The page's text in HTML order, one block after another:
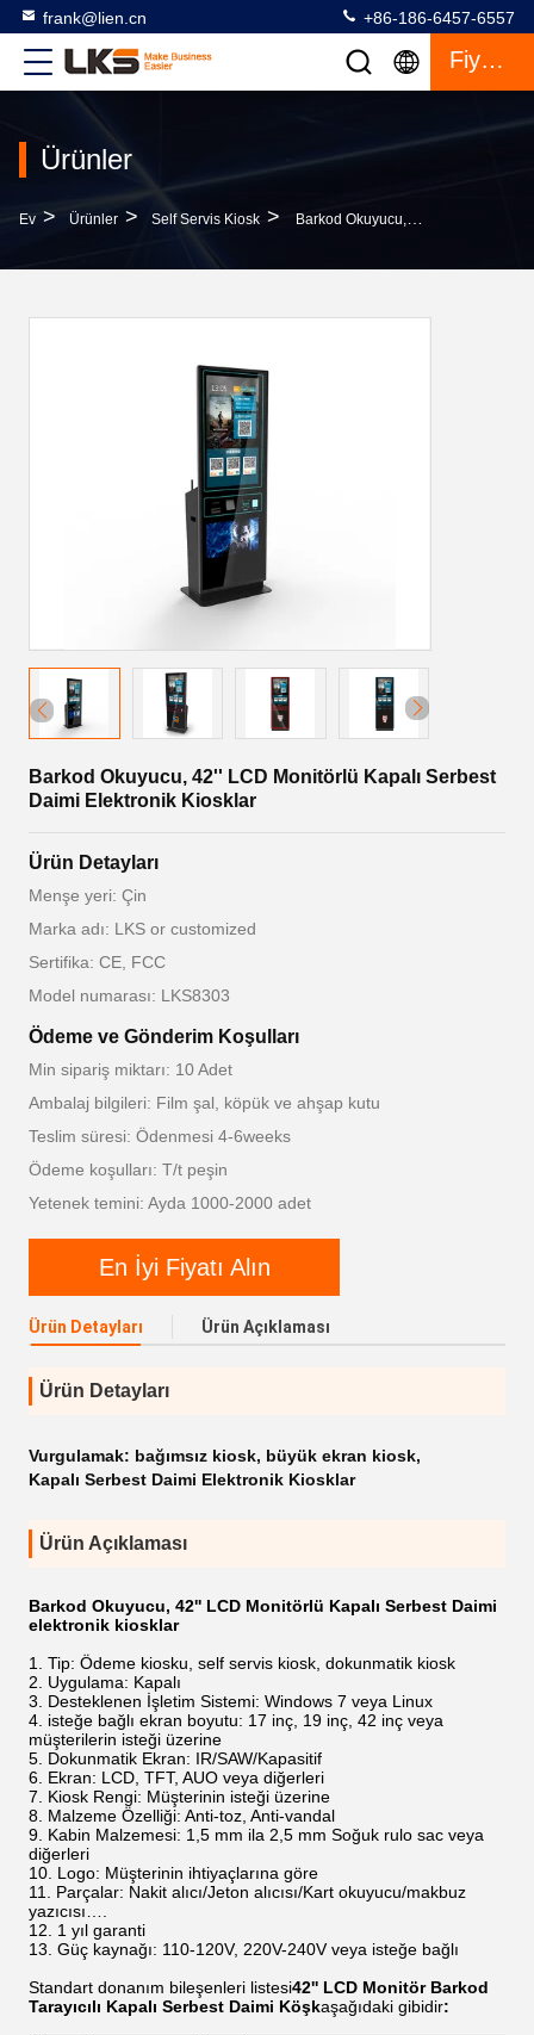
frank@lien.cn +86-186-6457-6557
Fiyat Teklifi
Ürünler
Ev > Ürünler > Self Servis Kiosk > Barkod Okuyucu, 42'' LCD Monitörlü Kapalı Serbest Daimi Elektronik Kiosklar
Barkod Okuyucu, 42'' LCD Monitörlü Kapalı Serbest
Daimi Elektronik Kiosklar
Ürün Detayları
Menşe yeri: Çin
Marka adı: LKS or customized
Sertifika: CE, FCC
Model numarası: LKS8303
Ödeme ve Gönderim Koşulları
Min sipariş miktarı: 10 Adet
Ambalaj bilgileri: Film şal, köpük ve ahşap kutu
Teslim süresi: Ödenmesi 4-6weeks
Ödeme koşulları: T/t peşin
Yetenek temini: Ayda 1000-2000 adet
En İyi Fiyatı Alın
Ürün Detayları Ürün Açıklaması
Ürün Detayları
Vurgulamak: bağımsız kiosk, büyük ekran kiosk,
Kapalı Serbest Daimi Elektronik Kiosklar
Ürün Açıklaması
Barkod Okuyucu, 42'' LCD Monitörlü Kapalı Serbest Daimi
elektronik kiosklar
Tip: Ödeme kiosku, self servis kiosk, dokunmatik kiosk
Uygulama: Kapalı
Desteklenen İşletim Sistemi: Windows 7 veya Linux
isteğe bağlı ekran boyutu: 17 inç, 19 inç, 42 inç veya
müşterilerin isteği üzerine
Dokunmatik Ekran: IR/SAW/Kapasitif
Ekran: LCD, TFT, AUO veya diğerleri
Kiosk Rengi: Müşterinin isteği üzerine
Malzeme Özelliği: Anti-toz, Anti-vandal
Kabin Malzemesi: 1,5 mm ila 2,5 mm Soğuk rulo sac veya
diğerleri
Logo: Müşterinin ihtiyaçlarına göre
Parçalar: Nakit alıcı/Jeton alıcısı/Kart okuyucu/makbuz
yazıcısı….
1 yıl garanti
Güç kaynağı: 110-120V, 220V-240V veya isteğe bağlı
Standart donanım bileşenleri listesi42'' LCD Monitör Barkod
Tarayıcılı Kapalı Serbest Daimi Köşkaşağıdaki gibidir: